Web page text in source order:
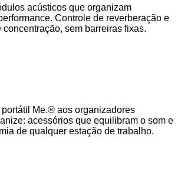
acústicos que organizam
Controle de reverberação e
sem barreiras fixas.
Me.® aos organizadores
acessórios que equilibram o som e
de qualquer estação de trabalho.